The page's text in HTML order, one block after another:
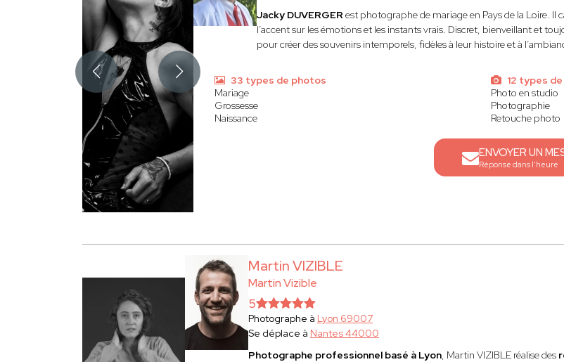
Jacky DUVERGERest photographe de mariage en Pays de la Loire.
l’accent sur les émotions et les instants vrais. Discret, bienveillant et
pour créer des souvenirs intemporels, fidèles à leur histoire et à
33 types de photos
Mariage
Grossesse
Naissance
12 types
Photo en studio
Photographie
Retouche photo
ENVOYER UN
Réponse dans l'heure
Martin VIZIBLE
Martin Vizible
5
Photographe à Lyon 69007
Se déplace à Nantes 44000
Photographe professionnel basé à Lyon, Martin VIZIBLE réalise des